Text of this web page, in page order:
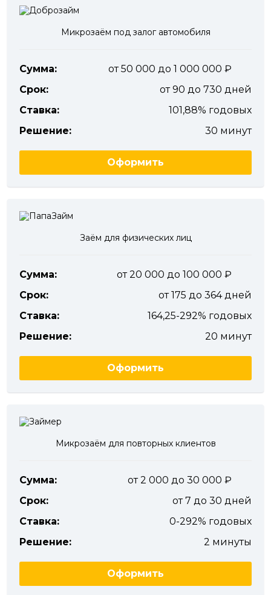
Микрозаём под залог автомобиля
Сумма:
от 50 000 до 1 000 000
Срок:
от 90 до 730 дней
Ставка:
101,88% годовых
Решение:
30 минут
Оформить
Заём для физических лиц
Сумма:
от 20 000 до 100 000
Срок:
от 175 до 364 дней
Ставка:
164,25-292% годовых
Решение:
20 минут
Оформить
Микрозаём для повторных клиентов
Сумма:
от 2 000 до 30 000
Срок:
от 7 до 30 дней
Ставка:
0-292% годовых
Решение:
2 минуты
Оформить